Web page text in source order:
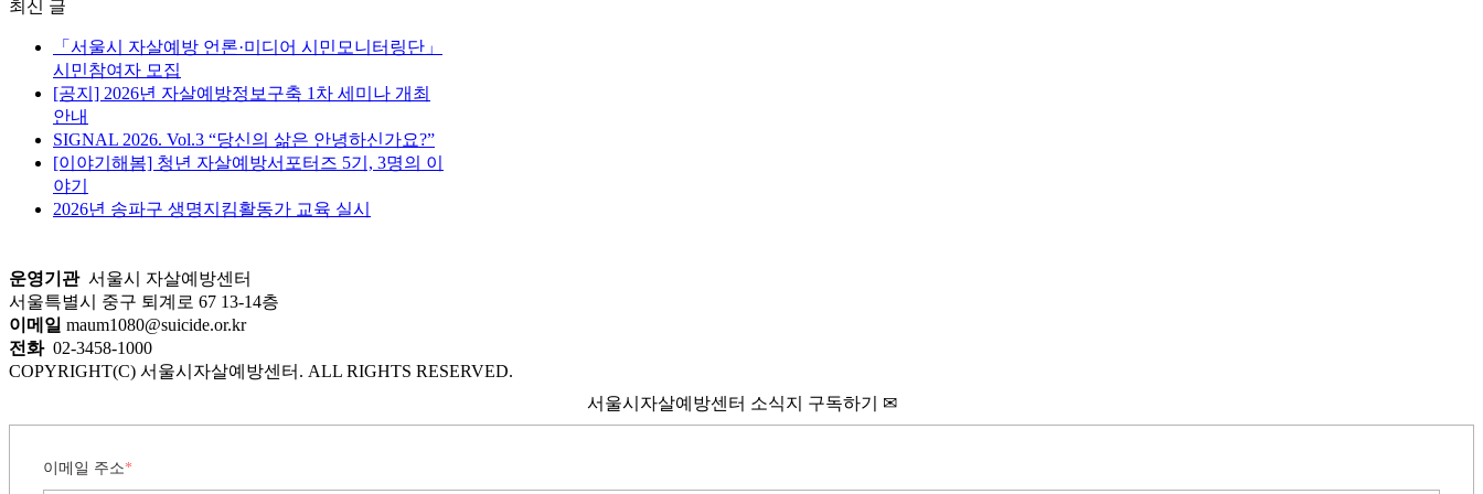
에
최신 글
「서울시 자살예방 언론·미디어 시민모니터링단」
시민참여자 모집
[공지] 2026년 자살예방정보구축 1차 세미나 개최
안내
SIGNAL 2026. Vol.3 “당신의 삶은 안녕하신가요?”
[이야기해봄] 청년 자살예방서포터즈 5기, 3명의 이
야기
2026년 송파구 생명지킴활동가 교육 실시
운영기관서울시 자살예방센터
서울특별시 중구 퇴계로 67 13-14층
이메일 maum1080@suicide.or.kr
전화 02-3458-1000
COPYRIGHT(C) 서울시자살예방센터. ALL RIGHTS RESERVED.
서울시자살예방센터 소식지 구독하기 ✉
이메일 주소*